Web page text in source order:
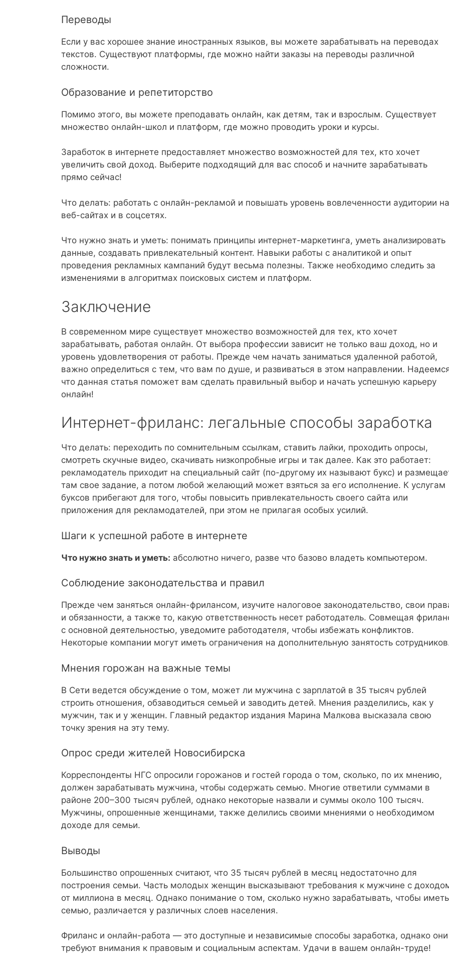
Переводы
Если у вас хорошее знание иностранных языков, вы можете зарабатывать на переводах
текстов. Существуют платформы, где можно найти заказы на переводы различной
сложности.
Образование и репетиторство
Помимо этого, вы можете преподавать онлайн, как детям, так и взрослым. Существует
множество онлайн-школ и платформ, где можно проводить уроки и курсы.
Заработок в интернете предоставляет множество возможностей для тех, кто хочет
увеличить свой доход. Выберите подходящий для вас способ и начните зарабатывать
прямо сейчас!
Что делать: работать с онлайн-рекламой и повышать уровень вовлеченности аудитории на
веб-сайтах и в соцсетях.
Что нужно знать и уметь: понимать принципы интернет-маркетинга, уметь анализировать
данные, создавать привлекательный контент. Навыки работы с аналитикой и опыт
проведения рекламных кампаний будут весьма полезны. Также необходимо следить за
изменениями в алгоритмах поисковых систем и платформ.
Заключение
В современном мире существует множество возможностей для тех, кто хочет
зарабатывать, работая онлайн. От выбора профессии зависит не только ваш доход, но и
уровень удовлетворения от работы. Прежде чем начать заниматься удаленной работой,
важно определиться с тем, что вам по душе, и развиваться в этом направлении.
что данная статья поможет вам сделать правильный выбор и начать успешную карьеру
онлайн!
Интернет-фриланс: легальные способы заработка
Что делать: переходить по сомнительным ссылкам, ставить лайки, проходить опросы,
смотреть скучные видео, скачивать низкопробные игры и так далее. Как это работает:
рекламодатель приходит на специальный сайт (по-другому их называют букс) и
там свое задание, а потом любой желающий может взяться за его исполнение. К услугам
буксов прибегают для того, чтобы повысить привлекательность своего сайта или
приложения для рекламодателей, при этом не прилагая особых усилий.
Шаги к успешной работе в интернете
Что нужно знать и уметь: абсолютно ничего, разве что базово владеть компьютером.
Соблюдение законодательства и правил
Прежде чем заняться онлайн-фрилансом, изучите налоговое законодательство, свои
и обязанности, а также то, какую ответственность несет работодатель. Совмещая
с основной деятельностью, уведомите работодателя, чтобы избежать конфликтов.
Некоторые компании могут иметь ограничения на дополнительную занятость
Мнения горожан на важные темы
В Сети ведется обсуждение о том, может ли мужчина с зарплатой в 35 тысяч рублей
строить отношения, обзаводиться семьей и заводить детей. Мнения разделились, как у
мужчин, так и у женщин. Главный редактор издания Марина Малкова высказала свою
точку зрения на эту тему.
Опрос среди жителей Новосибирска
Корреспонденты НГС опросили горожанов и гостей города о том, сколько, по их мнению,
должен зарабатывать мужчина, чтобы содержать семью. Многие ответили суммами в
районе 200–300 тысяч рублей, однако некоторые назвали и суммы около 100 тысяч.
Мужчины, опрошенные женщинами, также делились своими мнениями о необходимом
доходе для семьи.
Выводы
Большинство опрошенных считают, что 35 тысяч рублей в месяц недостаточно для
построения семьи. Часть молодых женщин высказывают требования к мужчине с
от миллиона в месяц. Однако понимание о том, сколько нужно зарабатывать, чтобы иметь
семью, различается у различных слоев населения.
Фриланс и онлайн-работа — это доступные и независимые способы заработка, однако они
требуют внимания к правовым и социальным аспектам. Удачи в вашем онлайн-труде!